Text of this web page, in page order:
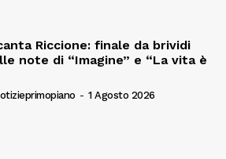
Riccione: finale da brividi
note di “Imagine” e “La vita è
- 1 Agosto 2026